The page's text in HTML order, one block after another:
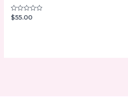
Valorado
con
$55.00